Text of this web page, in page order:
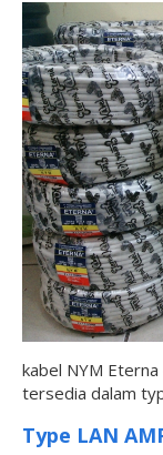
kabel NYM
tersedia dalam
Type LAN